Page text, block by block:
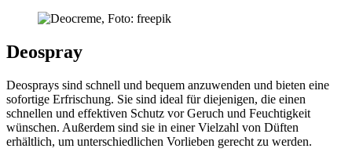
Deospray
Deosprays sind schnell und bequem anzuwenden und bieten eine
sofortige Erfrischung. Sie sind ideal für diejenigen, die einen
schnellen und effektiven Schutz vor Geruch und Feuchtigkeit
wünschen. Außerdem sind sie in einer Vielzahl von Düften
erhältlich, um unterschiedlichen Vorlieben gerecht zu werden.